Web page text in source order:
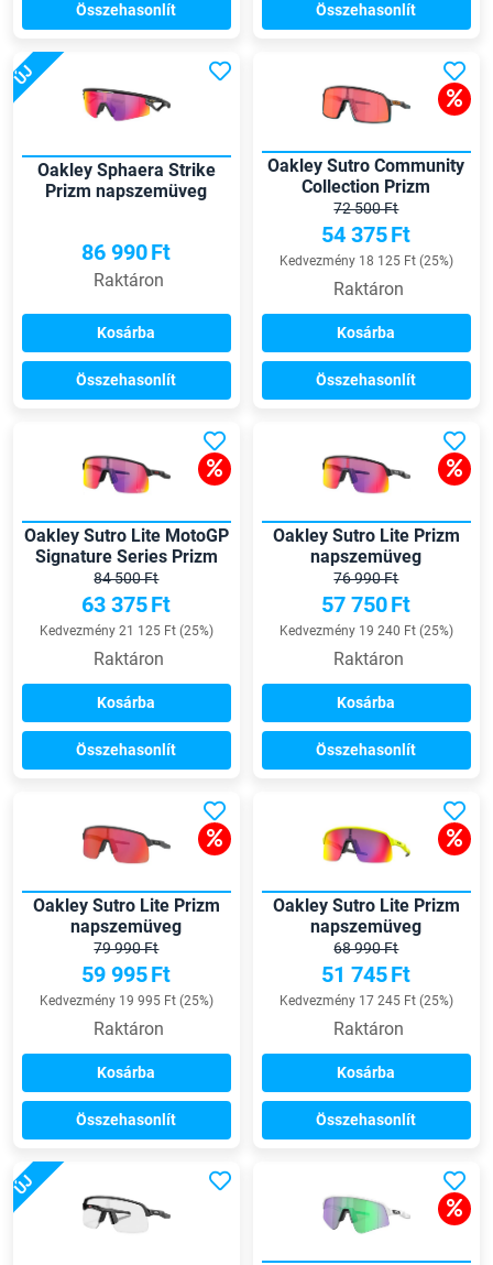
Összehasonlít Összehasonlít
ÚJ
Oakley Sphaera Strike
Prizm napszemüveg
86 990Ft
Raktáron
Kosárba
Összehasonlít
Oakley Sutro Community
Collection Prizm
napszemüveg
72 500 Ft
54 375Ft
Kedvezmény 18 125 Ft (25%)
Raktáron
Kosárba
Összehasonlít
Oakley Sutro Lite MotoGP
Signature Series Prizm
napszemüveg
84 500 Ft
63 375Ft
Kedvezmény 21 125 Ft (25%)
Raktáron
Kosárba
Összehasonlít
Oakley Sutro Lite Prizm
napszemüveg
76 990 Ft
57 750Ft
Kedvezmény 19 240 Ft (25%)
Raktáron
Kosárba
Összehasonlít
Oakley Sutro Lite Prizm
napszemüveg
79 990 Ft
59 995Ft
Kedvezmény 19 995 Ft (25%)
Raktáron
Kosárba
Összehasonlít
Oakley Sutro Lite Prizm
napszemüveg
68 990 Ft
51 745Ft
Kedvezmény 17 245 Ft (25%)
Raktáron
Kosárba
Összehasonlít
ÚJ